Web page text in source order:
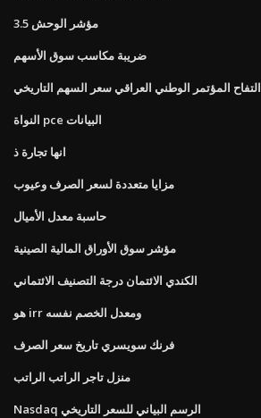
مؤشر الوحش 3.5
ضريبة مكاسب سوق الأسهم
التفاح المؤتمر الوطني العراقي سعر السهم التاريخي
النواة pce البيانات
انها تجارة ذ
مزايا متعددة لسعر الصرف وعيوب
حاسبة معدل الأميال
مؤشر سوق الأوراق المالية الصينية
الكندي الائتمان درجة التصنيف الائتماني
هو irr ومعدل الخصم نفسه
فرنك سويسري تاريخ سعر الصرف
منزل تاجر الراتب الراتب
Nasdaq الرسم البياني للسعر التاريخي